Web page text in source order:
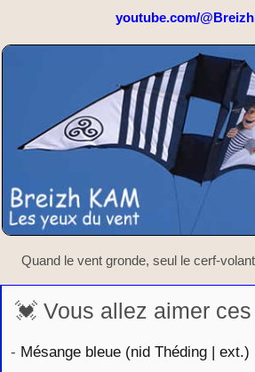
youtube.com/
Quand le vent gronde, seul le cerf-
💓 Vous allez aimer
- Mésange bleue (nid Théding | ext.)